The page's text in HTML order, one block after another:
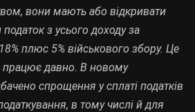
вони мають або відкривати
з усього доходу за
плюс 5% військового збору. Це
працює давно. В новому
спрощення у сплаті податків
в тому числі й для